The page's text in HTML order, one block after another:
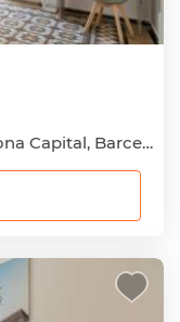
El Barri Gòtic, Ciutat Vella, Barcelona Capital, Barcelona